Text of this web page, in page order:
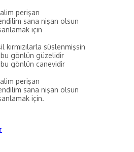
perişan
sana nişan olsun
için
süslenmişsin
bu gönlün güzelidir
bu gönlün canevidir
perişan
sana nişan olsun
için.